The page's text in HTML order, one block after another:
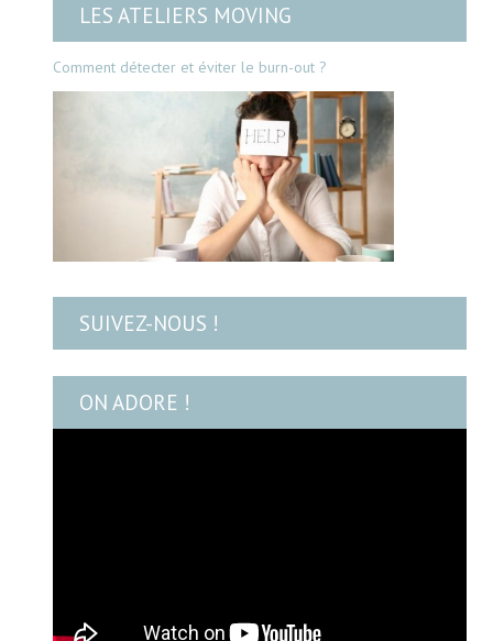
LES ATELIERS MOVING
Comment détecter et éviter le burn-out ?
SUIVEZ-NOUS !
ON ADORE !